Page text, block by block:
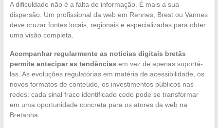
A dificuldade não é a falta de informação. É mais a sua
dispersão. Um profissional da web em Rennes, Brest ou Vannes
deve cruzar fontes locais, regionais e especializadas para obter
uma visão completa.
Acompanhar regularmente as notícias digitais bretãs
permite antecipar as tendências em vez de apenas suportá-
las. As evoluções regulatórias em matéria de acessibilidade, os
novos formatos de conteúdo, os investimentos públicos nas
redes: cada sinal fraco identificado cedo pode se transformar
em uma oportunidade concreta para os atores da web na
Bretanha.